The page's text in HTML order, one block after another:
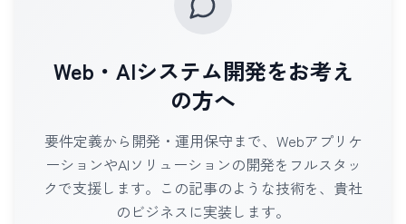
Web・AIシステム開発をお考え
の方へ
要件定義から開発・運用保守まで、Webアプリケ
ーションやAIソリューションの開発をフルスタッ
クで支援します。この記事のような技術を、貴社
のビジネスに実装します。